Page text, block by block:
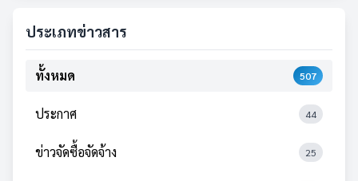
ประเภทข่าวสาร
ทั้งหมด 507
ประกาศ 44
ข่าวจัดซื้อจัดจ้าง 25